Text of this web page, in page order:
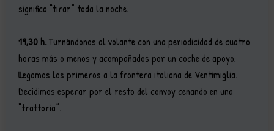
significa “tirar” toda la noche.
19,30 h.Turnándonos al volante con una periodicidad de cuatro
horas más o menos y acompañados por un coche de apoyo,
llegamos los primeros a la frontera italiana de Ventimiglia.
Decidimos esperar por el resto del convoy cenando en una
“trattoria”.